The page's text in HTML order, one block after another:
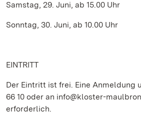
Samstag, 29. Juni, ab 15.00 Uhr
Sonntag, 30. Juni, ab 10.00 Uhr
EINTRITT
Der Eintritt ist frei. Eine Anmeldung
66 10 oder an info@kloster-
erforderlich.